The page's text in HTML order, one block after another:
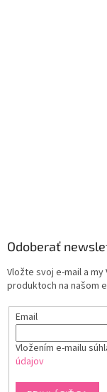
Odoberať
Vložte svoj e-mail a
produktoch na našom
Email
Vložením e-mailu
údajov